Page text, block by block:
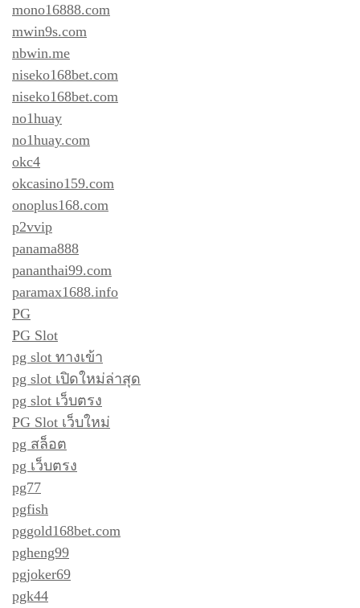
mono16888.com
mwin9s.com
nbwin.me
niseko168bet.com
niseko168bet.com
no1huay
no1huay.com
okc4
okcasino159.com
onoplus168.com
p2vvip
panama888
pananthai99.com
paramax1688.info
PG
PG Slot
pg slot ทางเข้า
pg slot เปิดใหม่ล่าสุด
pg slot เว็บตรง
PG Slot เว็บใหม่
pg สล็อต
pg เว็บตรง
pg77
pgfish
pggold168bet.com
pgheng99
pgjoker69
pgk44